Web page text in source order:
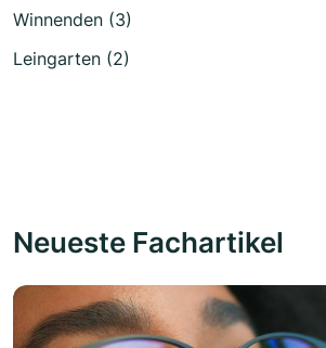
Winnenden (3)
Leingarten (2)
Neueste Fachartikel